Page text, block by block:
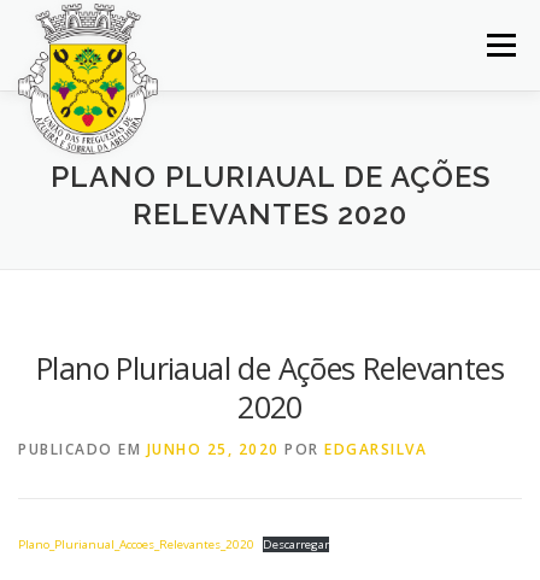
Saltar
conteúdo
Menu
INÍCIO JUNTA DE FREGUESIA
BALCÃO VIRTUAL NOTÍCIAS MAPA
PLANO PLURIAUAL DE AÇÕES
RELEVANTES 2020
Plano Pluriaual de Ações Relevantes
2020
PUBLICADO EM JUNHO 25, 2020 POR EDGARSILVA
Plano_Plurianual_Accoes_Relevantes_2020 Descarregar